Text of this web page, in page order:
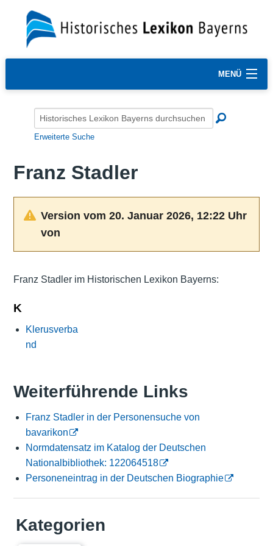
MENÜ
Erweiterte Suche
Franz Stadler
Version vom 20. Januar 2026, 12:22 Uhr
von
Franz Stadler im Historischen Lexikon Bayerns:
K
Klerusverba
nd
Weiterführende Links
Franz Stadler in der Personensuche von
bavarikon
Normdatensatz im Katalog der Deutschen
Nationalbibliothek: 122064518
Personeneintrag in der Deutschen Biographie
Kategorien